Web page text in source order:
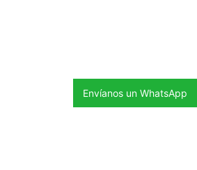
Envíanos un WhatsApp